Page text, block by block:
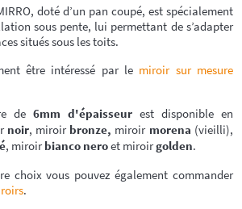
doté d’un pan coupé, est spécialement
sous pente, lui permettant de s’adapter
situés sous les toits.
être intéressé par le miroir sur mesure
de 6mm d'épaisseur est disponible en
noir, miroir bronze, miroir morena (vieilli),
, miroirbianco neroet miroirgolden.
choix vous pouvez également commander
.